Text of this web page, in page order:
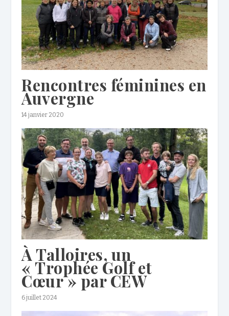
Rencontres féminines en
Auvergne
14 janvier 2020
À Talloires, un
« Trophée Golf et
Cœur » par CEW
6 juillet 2024